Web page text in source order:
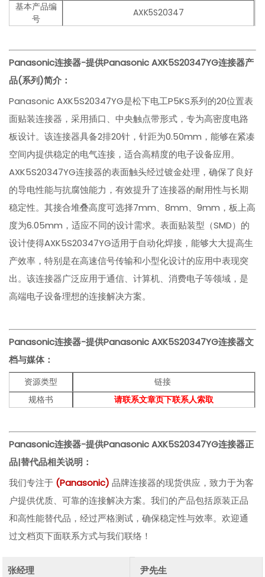
基本产品编
号
AXK5S20347
Panasonic连接器-提供PanasonicAXK5S20347YG连接器产
品(系列)简介：
Panasonic AXK5S20347YG是松下电工P5KS系列的20位置表
面贴装连接器，采用插口、中央触点带形式，专为高密度电路
板设计。该连接器具备2排20针，针距为0.50mm，能够在紧凑
空间内提供稳定的电气连接，适合高精度的电子设备应用。
AXK5S20347YG连接器的表面触头经过镀金处理，确保了良好
的导电性能与抗腐蚀能力，有效提升了连接器的耐用性与长期
稳定性。其接合堆叠高度可选择7mm、8mm、9mm，板上高
度为6.05mm，适应不同的设计需求。表面贴装型（SMD）的
设计使得AXK5S20347YG适用于自动化焊接，能够大大提高生
产效率，特别是在高速信号传输和小型化设计的应用中表现突
出。该连接器广泛应用于通信、计算机、消费电子等领域，是
高端电子设备理想的连接解决方案。
Panasonic连接器-提供PanasonicAXK5S20347YG连接器文
档与媒体：
资源类型
链接
规格书
请联系文章页下联系人索取
Panasonic连接器-提供PanasonicAXK5S20347YG连接器正
品|替代品相关说明：
我们专注于 (Panasonic) 品牌连接器的现货供应，致力于为客
户提供优质、可靠的连接解决方案。我们的产品包括原装正品
和高性能替代品，经过严格测试，确保稳定性与效率。欢迎通
过文档页下面联系方式与我们联络！
张经理 尹先生